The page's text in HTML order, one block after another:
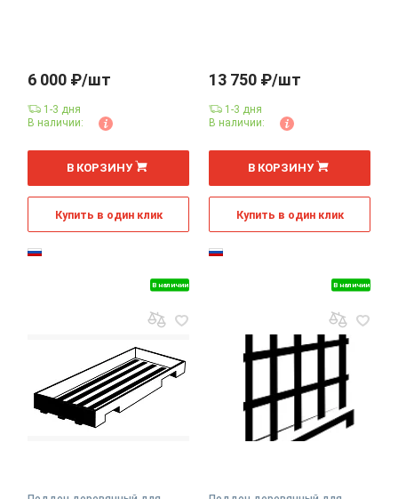
В наличии
6 000 ₽/шт
1-3 дня
В наличии:
В КОРЗИНУ
Купить в один клик
В наличии
13 750 ₽/шт
1-3 дня
В наличии:
В КОРЗИНУ
Купить в один клик